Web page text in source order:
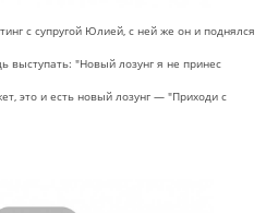
с супругой Юлией, с ней же он и поднялся
выступать: "Новый лозунг я не принес
это и есть новый лозунг — "Приходи с